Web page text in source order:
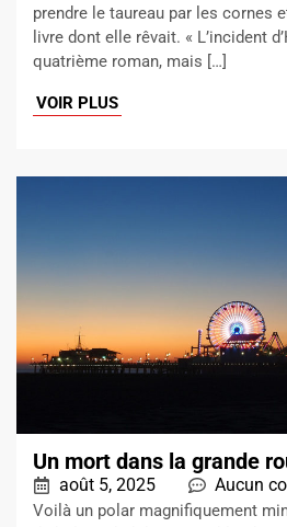
prendre le taureau par les cornes
livre dont elle rêvait. « L’incident
quatrième roman, mais […]
VOIR PLUS
Un mort dans la grande
août 5, 2025 Aucun
Voilà un polar magnifiquement